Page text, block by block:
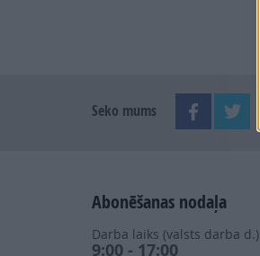
Seko mums
Abonēšanas nodaļa
Darba laiks (valsts darba d.)
9:00 - 17:00